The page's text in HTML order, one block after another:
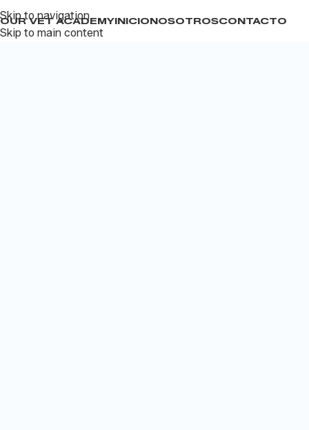
Skip to navigation
Skip to main content
VET ACADEMYINICIONOSOTROSCONTACTO